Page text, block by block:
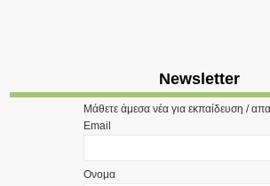
Newsletter
Μάθετε άμεσα νέα για εκπαίδευση /
Email
Ονομα